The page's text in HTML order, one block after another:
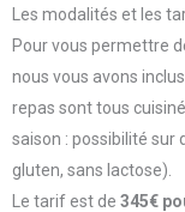
Les modalités et les
Pour vous permettre
nous vous avons
repas sont tous
saison : possibilité sur
gluten, sans lactose).
Le tarif est de 345€